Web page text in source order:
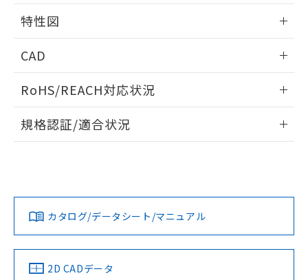
タイムチャート
相互干渉
A: 120mm以上、B: 100mm以上
周囲金属の影響
特性図
検出物体の大きさと材質による影響
CAD
ドすることができます。
ログイン/会員登録
ダウンロードデータをご利用いただく前に、以下を必ずお読
みください。
ソフトウェアの使用条件
RoHS/REACH対応状況
EU RoHS 注意事項・凡例
対応済み
中国 RoHS 注意事項・凡例
規格認証/適合状況
LR型式承認
（イギリス
船舶規格）
DNV型式承認
（ノルウェー
BV型式承認
（フランス
KR型式
（韓国
カタログ/データシート/マニュアル
2D CADデータ
欄に対応日を記載しておりました。
既に当社にて対応品への在庫切替を完了
していることから、特段のことがない限
す。